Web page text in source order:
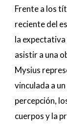
Frente a los
reciente del
la
asistir a una
Mysius
vinculada a
percepción,
cuerpos y la